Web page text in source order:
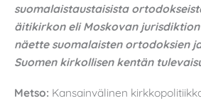
suomalaistaustaisista
äitikirkon eli Moskovan
näette suomalaisten ortodoksien
Suomen kirkollisen kentän
Metso: Kansainvälinen